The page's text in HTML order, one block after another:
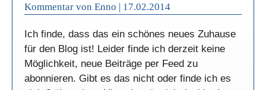
Kommentar von Enno | 17.02.2014
Ich finde, dass das ein schönes neues Zuhause
für den Blog ist! Leider finde ich derzeit keine
Möglichkeit, neue Beiträge per Feed zu
abonnieren. Gibt es das nicht oder finde ich es